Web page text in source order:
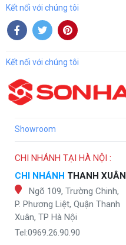
Kết nối với chúng tôi
Kết nối với chúng tôi
Showroom
CHI NHÁNH TẠI HÀ NỘI :
CHI NHÁNH THANH XUÂN
Ngõ 109, Trường Chinh,
P. Phương Liệt, Quận Thanh
Xuân, TP Hà Nội
Tel:0969.26.90.90